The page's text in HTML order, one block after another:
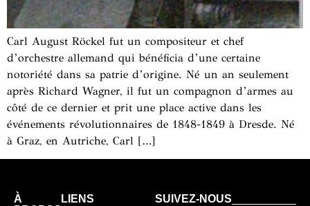
Carl August Röckel fut un compositeur et chef
d’orchestre allemand qui bénéficia d’une certaine
notoriété dans sa patrie d’origine. Né un an seulement
après Richard Wagner, il fut un compagnon d’armes au
côté de ce dernier et prit une place active dans les
événements révolutionnaires de 1848-1849 à Dresde. Né
à Graz, en Autriche, Carl […]
À
LIENS SUIVEZ-NOUS